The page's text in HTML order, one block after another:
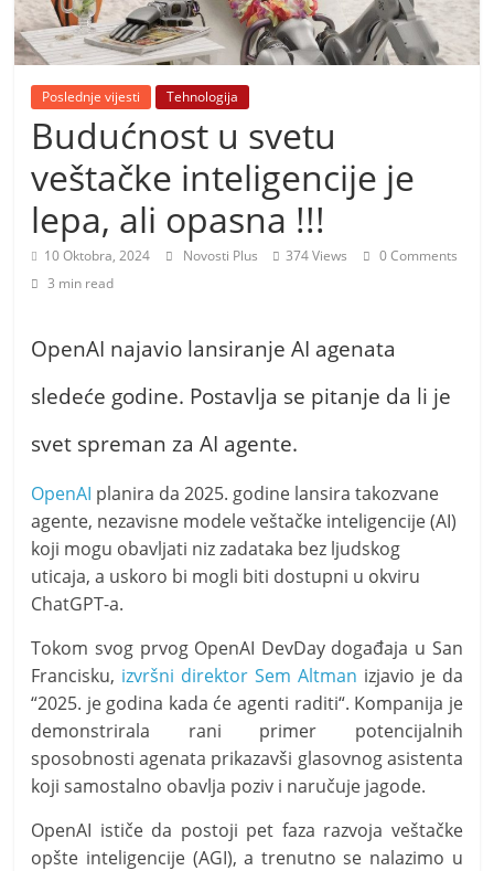
i
t
i
n
h
v
i
s
i
Poslednje vijesti Tehnologija
Budućnost u svetu
veštačke inteligencije je
lepa, ali opasna !!!
10 Oktobra, 2024 Novosti Plus 374 Views
0 Comments
3 min read
OpenAI najavio lansiranje AI agenata
sledeće godine. Postavlja se pitanje da li je
svet spreman za AI agente.
OpenAI planira da 2025. godine lansira takozvane
agente, nezavisne modele veštačke inteligencije (AI)
koji mogu obavljati niz zadataka bez ljudskog
uticaja, a uskoro bi mogli biti dostupni u okviru
ChatGPT-a.
Tokom svog prvog OpenAI DevDay događaja u San
Francisku, izvršni direktor Sem Altman izjavio je da
“2025. je godina kada će agenti raditi“. Kompanija je
demonstrirala rani primer potencijalnih
sposobnosti agenata prikazavši glasovnog asistenta
koji samostalno obavlja poziv i naručuje jagode.
OpenAI ističe da postoji pet faza razvoja veštačke
opšte inteligencije (AGI), a trenutno se nalazimo u